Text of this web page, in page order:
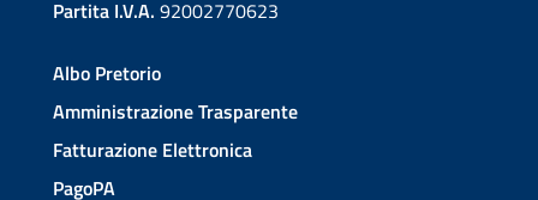
Partita I.V.A. 92002770623
Albo Pretorio
Amministrazione Trasparente
Fatturazione Elettronica
PagoPA